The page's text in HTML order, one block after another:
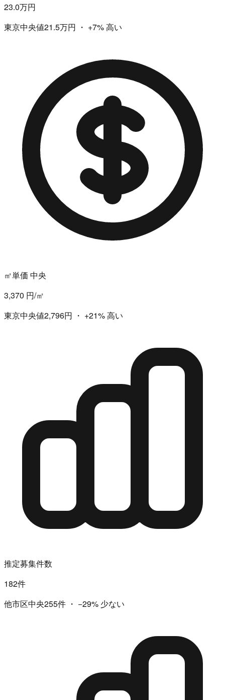
23.0万円
東京中央値21.5万円 ・ +7%高い
㎡単価 中央
3,370 円/㎡
東京中央値2,796円 ・ +21%高い
推定募集件数
182件
他市区中央255件 ・ −29% 少ない